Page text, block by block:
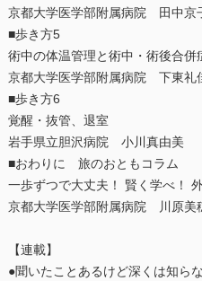
京都大学医学部附属病院 田中京
■歩き方5
術中の体温管理と術中・術後合併
京都大学医学部附属病院 下東礼
■歩き方6
覚醒・抜管、退室
岩手県立胆沢病院 小川真由美
■おわりに 旅のおともコラム
一歩ずつで大丈夫！ 賢く学べ！
京都大学医学部附属病院 川原美
【連載】
●聞いたことあるけど深くは知ら